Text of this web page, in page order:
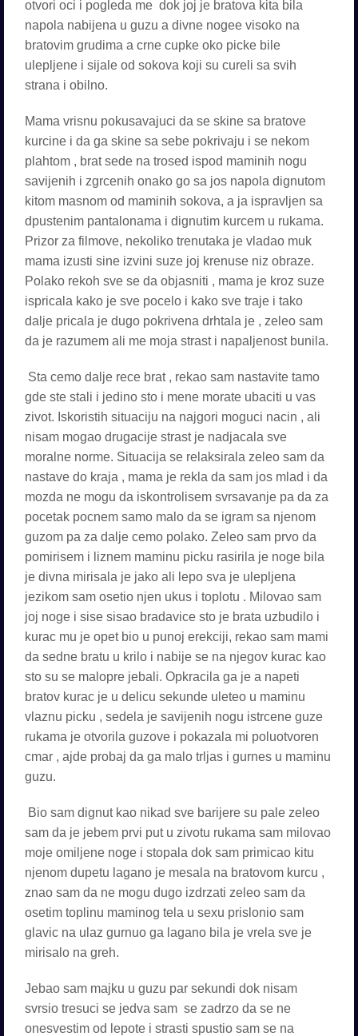
otvori oci i pogleda me dok joj je bratova kita bila
napola nabijena u guzu a divne nogee visoko na
bratovim grudima a crne cupke oko picke bile
ulepljene i sijale od sokova koji su cureli sa svih
strana i obilno.
Mama vrisnu pokusavajuci da se skine sa bratove
kurcine i da ga skine sa sebe pokrivaju i se nekom
plahtom , brat sede na trosed ispod maminih nogu
savijenih i zgrcenih onako go sa jos napola dignutom
kitom masnom od maminih sokova, a ja ispravljen sa
dpustenim pantalonama i dignutim kurcem u rukama.
Prizor za filmove, nekoliko trenutaka je vladao muk
mama izusti sine izvini suze joj krenuse niz obraze.
Polako rekoh sve se da objasniti , mama je kroz suze
ispricala kako je sve pocelo i kako sve traje i tako
dalje pricala je dugo pokrivena drhtala je , zeleo sam
da je razumem ali me moja strast i napaljenost bunila.
Sta cemo dalje rece brat , rekao sam nastavite tamo
gde ste stali i jedino sto i mene morate ubaciti u vas
zivot. Iskoristih situaciju na najgori moguci nacin , ali
nisam mogao drugacije strast je nadjacala sve
moralne norme. Situacija se relaksirala zeleo sam da
nastave do kraja , mama je rekla da sam jos mlad i da
mozda ne mogu da iskontrolisem svrsavanje pa da za
pocetak pocnem samo malo da se igram sa njenom
guzom pa za dalje cemo polako. Zeleo sam prvo da
pomirisem i liznem maminu picku rasirila je noge bila
je divna mirisala je jako ali lepo sva je ulepljena
jezikom sam osetio njen ukus i toplotu . Milovao sam
joj noge i sise sisao bradavice sto je brata uzbudilo i
kurac mu je opet bio u punoj erekciji, rekao sam mami
da sedne bratu u krilo i nabije se na njegov kurac kao
sto su se malopre jebali. Opkracila ga je a napeti
bratov kurac je u delicu sekunde uleteo u maminu
vlaznu picku , sedela je savijenih nogu istrcene guze
rukama je otvorila guzove i pokazala mi poluotvoren
cmar , ajde probaj da ga malo trljas i gurnes u maminu
guzu.
Bio sam dignut kao nikad sve barijere su pale zeleo
sam da je jebem prvi put u zivotu rukama sam milovao
moje omiljene noge i stopala dok sam primicao kitu
njenom dupetu lagano je mesala na bratovom kurcu ,
znao sam da ne mogu dugo izdrzati zeleo sam da
osetim toplinu maminog tela u sexu prislonio sam
glavic na ulaz gurnuo ga lagano bila je vrela sve je
mirisalo na greh.
Jebao sam majku u guzu par sekundi dok nisam
svrsio tresuci se jedva sam se zadrzo da se ne
onesvestim od lepote i strasti spustio sam se na